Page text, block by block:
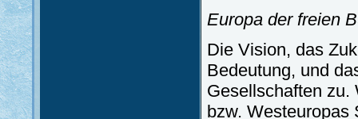
Europa der freien
Die Vision, das
Bedeutung, und
Gesellschaften zu.
bzw. Westeuropas